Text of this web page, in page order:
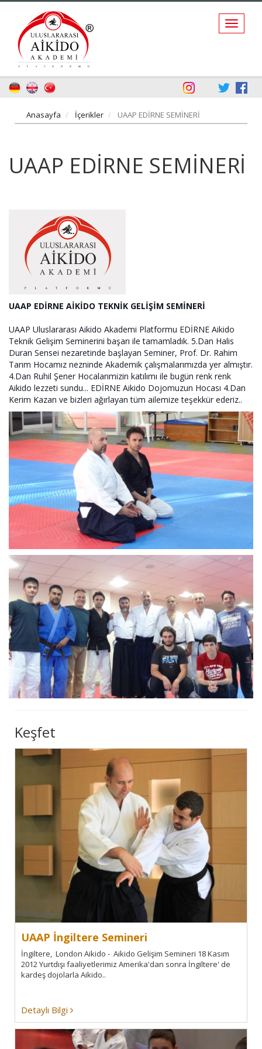
Anasayfa İçerikler UAAP EDİRNE SEMİNERİ
UAAP EDİRNE SEMİNERİ
UAAP EDİRNE AİKİDO TEKNİK GELİŞİM SEMİNERİ
UAAP Uluslararası Aikido Akademi Platformu EDİRNE Aikido
Teknik Gelişim Seminerini başarı ile tamamladık. 5.Dan Halis
Duran Sensei nezaretinde başlayan Seminer, Prof. Dr. Rahim
Tarım Hocamız nezninde Akademik çalışmalarımızda yer almıştır.
4.Dan Ruhil Şener Hocalarımizin katılımı ile bugün renk renk
Aikido lezzeti sundu... EDİRNE Aikido Dojomuzun Hocası 4.Dan
Kerim Kazan ve bizleri ağırlayan tüm ailemize teşekkür ederiz..
Keşfet
UAAP İngiltere Semineri
İngiltere, London Aikido - Aikido Gelişim Semineri 18 Kasım
2012 Yurtdışı faaliyetlerimiz Amerika'dan sonra İngiltere' de
kardeş dojolarla Aikido..
Detaylı Bilgi